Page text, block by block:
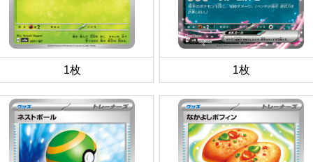
1枚 1枚